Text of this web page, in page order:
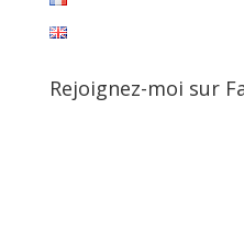
Rejoignez-moi sur